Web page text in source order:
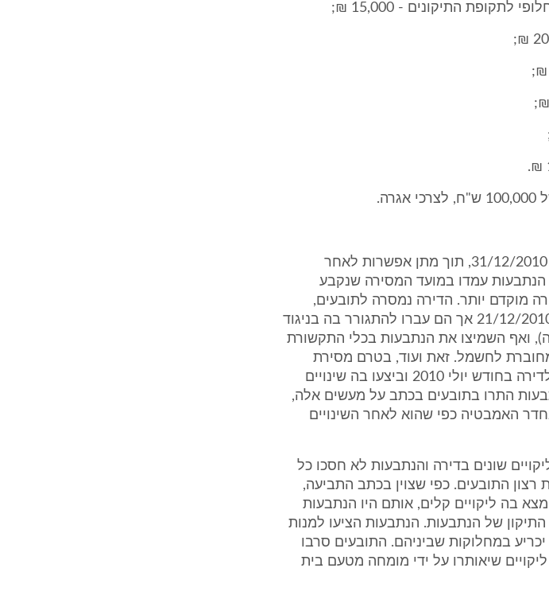
התיקונים - 15,000 ₪;
6. על פי החוזה נקבע מועד המסירה ליום 31/12/2010, תוך מתן אפשרות לאחר
נוספים. הנתבעות עמדו במועד המסירה שנקבע
מוקדם יותר. הדירה נמסרה לתובעים,
לבקשתם, לצרכי אחסון בלבד כבר ביום 21/12/2010 אך הם עברו להתגורר בה בניגוד
(נספח 4 לכתב ההגנה), ואף השמיצו את הנתבעות בכלי התקשורת
לחשמל. זאת ועוד, בטרם מסירת
החזקה בדירה לתובעים, נכנסו התובעים לדירה בחודש יולי 2010 וביצעו בה שינויים
התרו בתובעים בכתב על מעשים אלה,
האמבטיה כפי שהוא לאחר השינויים
שונים בדירה והנתבעות לא חסכו כל
התובעים. כפי שצוין בכתב התביעה,
בה ליקויים קלים, אותם היו הנתבעות
של הנתבעות. הנתבעות הציעו למנות
במחלוקות שביניהם. התובעים סרבו
שיאותרו על ידי מומחה מטעם בית